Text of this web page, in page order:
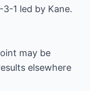
1 led by Kane.
may be
elsewhere